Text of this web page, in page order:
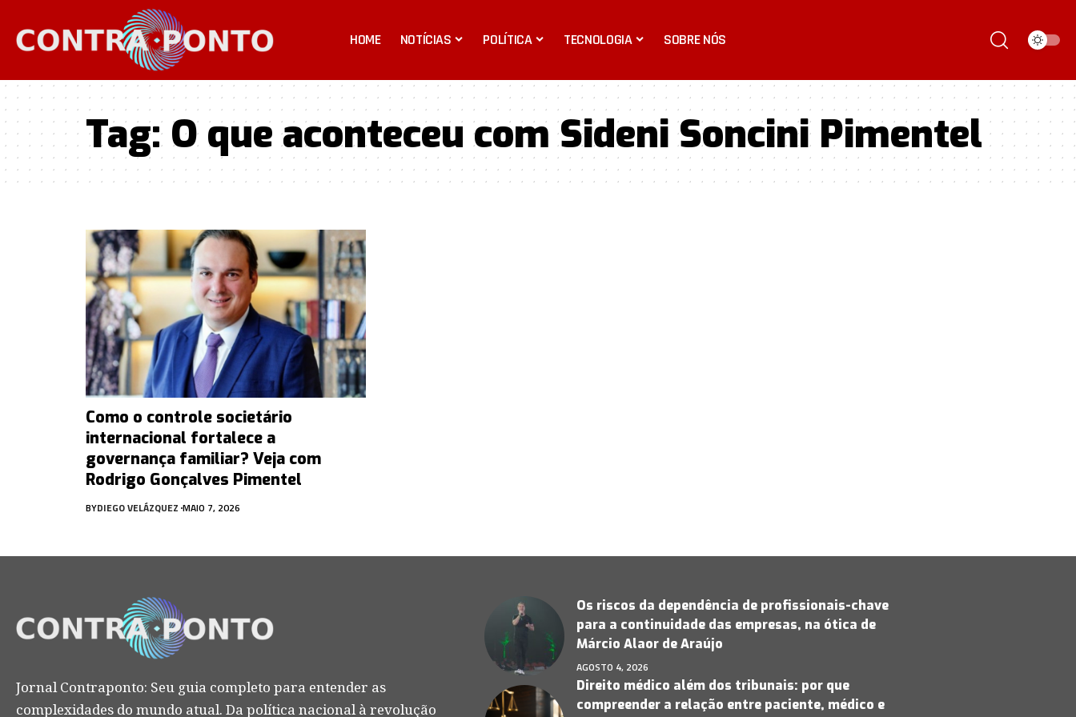
HOME NOTÍCIAS POLÍTICA TECNOLOGIA SOBRE NÓS
Tag:O que aconteceu com Sideni Soncini Pimentel
Como o controle societário
internacional fortalece a
governança familiar? Veja com
Rodrigo Gonçalves Pimentel
BYDIEGO VELÁZQUEZ MAIO 7, 2026
Jornal Contraponto: Seu guia completo para entender as
complexidades do mundo atual. Da política nacional à revolução
Os riscos da dependência de profissionais-chave
para a continuidade das empresas, na ótica de
Márcio Alaor de Araújo
AGOSTO 4, 2026
Direito médico além dos tribunais: por que
compreender a relação entre paciente, médico e